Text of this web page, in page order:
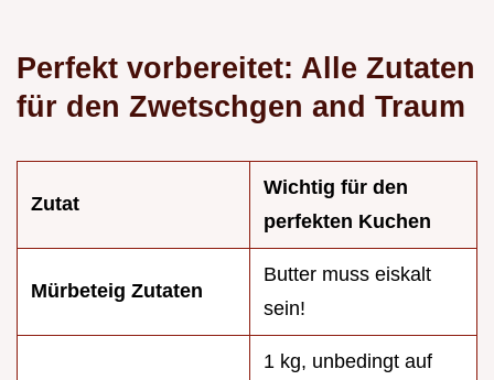
Perfekt vorbereitet: Alle Zutaten
für den Zwetschgen and Traum
Zutat
Wichtig für den
perfekten Kuchen
Mürbeteig Zutaten
Butter muss eiskalt
sein!
1 kg, unbedingt auf